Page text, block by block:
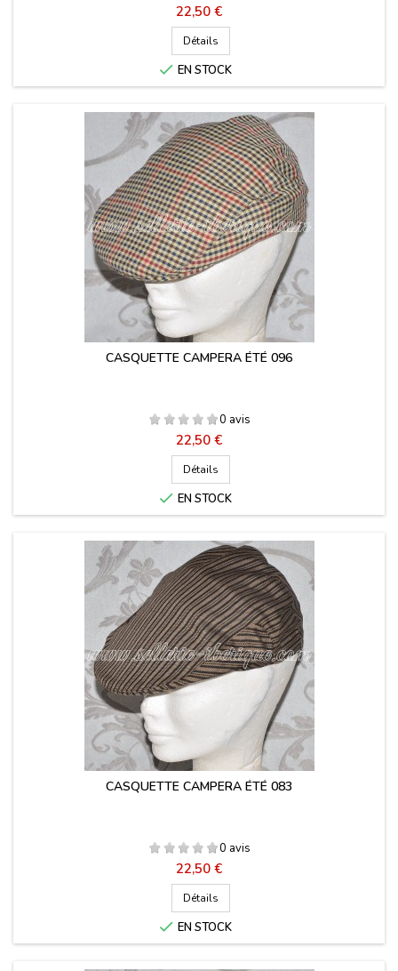
Prix
22,50 €
Détails
 EN STOCK
CASQUETTE CAMPERA ÉTÉ 096
0 avis
Prix
22,50 €
Détails
 EN STOCK
CASQUETTE CAMPERA ÉTÉ 083
0 avis
Prix
22,50 €
Détails
 EN STOCK